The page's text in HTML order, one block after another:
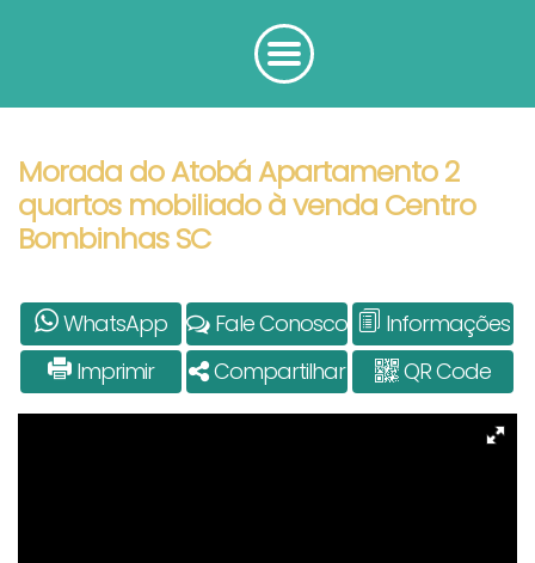
Morada do Atobá Apartamento 2
quartos mobiliado à venda Centro
Bombinhas SC
WhatsApp Fale Conosco
Informações
Imprimir
Compartilhar QR Code